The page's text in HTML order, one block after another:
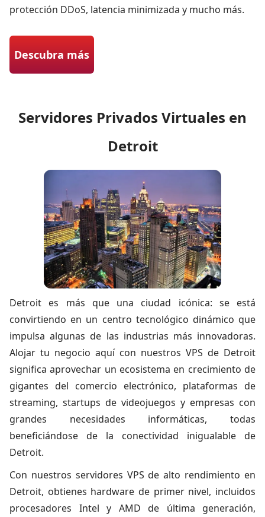
protección DDoS, latencia minimizada y mucho más.
Descubra más
Servidores Privados Virtuales en
Detroit
Detroit es más que una ciudad icónica: se está
convirtiendo en un centro tecnológico dinámico que
impulsa algunas de las industrias más innovadoras.
Alojar tu negocio aquí con nuestros VPS de Detroit
significa aprovechar un ecosistema en crecimiento de
gigantes del comercio electrónico, plataformas de
streaming, startups de videojuegos y empresas con
grandes necesidades informáticas, todas
beneficiándose de la conectividad inigualable de
Detroit.
Con nuestros servidores VPS de alto rendimiento en
Detroit, obtienes hardware de primer nivel, incluidos
procesadores Intel y AMD de última generación,